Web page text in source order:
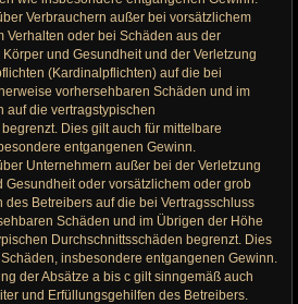
Verbrauchern außer bei vorsätzlichem
Verhalten oder bei Schäden aus der
und Gesundheit und der Verletzung
(Kardinalpflichten) auf die bei
vorhersehbaren Schäden und im
auf die vertragstypischen
Dies gilt auch für mittelbare
entgangenen Gewinn.
Unternehmern außer bei der Verletzung
Gesundheit oder vorsätzlichem oder grob
des Betreibers auf die bei Vertragsschluss
Schäden und im Übrigen der Höhe
Durchschnittsschäden begrenzt. Dies
insbesondere entgangenen Gewinn.
der Absätze a bis c gilt sinngemäß auch
und Erfüllungsgehilfen des Betreibers.